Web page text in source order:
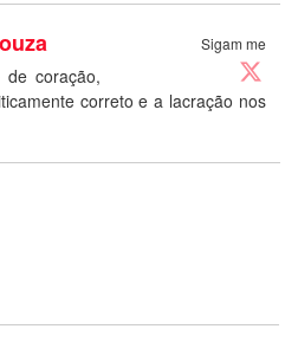
Sigam me
de coração,
correto e a lacração nos